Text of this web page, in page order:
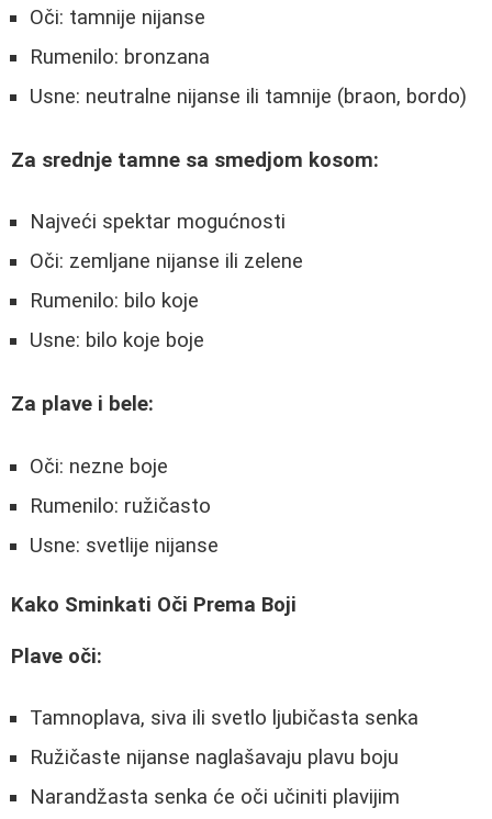
Oči: tamnije nijanse
Rumenilo: bronzana
Usne: neutralne nijanse ili tamnije (braon, bordo)
Za srednje tamne sa smedjom kosom:
Najveći spektar mogućnosti
Oči: zemljane nijanse ili zelene
Rumenilo: bilo koje
Usne: bilo koje boje
Za plave i bele:
Oči: nezne boje
Rumenilo: ružičasto
Usne: svetlije nijanse
Kako Sminkati Oči Prema Boji
Plave oči:
Tamnoplava, siva ili svetlo ljubičasta senka
Ružičaste nijanse naglašavaju plavu boju
Narandžasta senka će oči učiniti plavijim